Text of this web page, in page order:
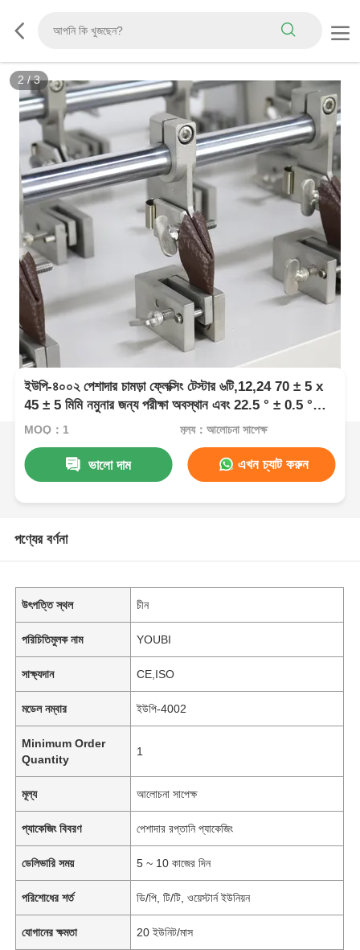
2 /3
ইউপি-৪০০২ পেশাদার চামড়া ফ্লেক্সিং টেস্টার ৬টি,12,24 70 ± 5 x
45 ± 5 মিমি নমুনার জন্য পরীক্ষা অবস্থান এবং 22.5 ° ± 0.5 °
ফ্লেক্সিং কোণ সেট করুন
MOQ：1 মূল্য：আলোচনা সাপেক্ষ
ভালো দাম এখন চ্যাট করুন
পণ্যের বর্ণনা
উৎপত্তি স্থল চীন
পরিচিতিমুলক নাম YOUBI
সাক্ষ্যদান CE,ISO
মডেল নম্বার ইউপি-4002
Minimum Order
Quantity
1
মূল্য আলোচনা সাপেক্ষ
প্যাকেজিং বিবরণ পেশাদার রপ্তানি প্যাকেজিং
ডেলিভারি সময় 5 ~ 10 কাজের দিন
পরিশোধের শর্ত ডি/পি, টি/টি, ওয়েস্টার্ন ইউনিয়ন
যোগানের ক্ষমতা 20 ইউনিট/মাস